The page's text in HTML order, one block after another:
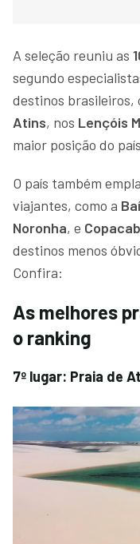
A seleção reuniu as
segundo
destinos brasileiros,
Atins, nos Lençóis
maior posição do
O país também
viajantes, como a
Noronha, e
destinos menos
Confira:
As melhores
o ranking
7º lugar: Praia de